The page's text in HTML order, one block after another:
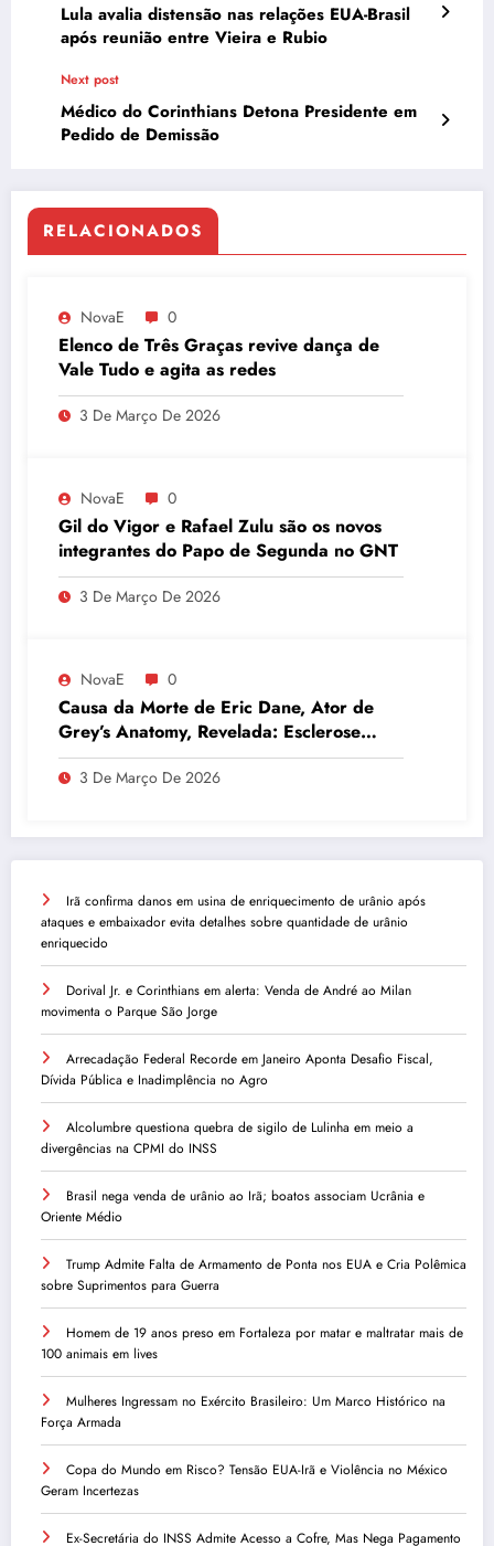
Lula avalia distensão nas relações EUA-Brasil
após reunião entre Vieira e Rubio
Next post
Médico do Corinthians Detona Presidente em
Pedido de Demissão
RELACIONADOS
NovaE 0
Elenco de Três Graças revive dança de
Vale Tudo e agita as redes
3 De Março De 2026
NovaE 0
Gil do Vigor e Rafael Zulu são os novos
integrantes do Papo de Segunda no GNT
3 De Março De 2026
NovaE 0
Causa da Morte de Eric Dane, Ator de
Grey’s Anatomy, Revelada: Esclerose
Lateral Amiotrófica
3 De Março De 2026
Irã confirma danos em usina de enriquecimento de urânio após
ataques e embaixador evita detalhes sobre quantidade de urânio
enriquecido
Dorival Jr. e Corinthians em alerta: Venda de André ao Milan
movimenta o Parque São Jorge
Arrecadação Federal Recorde em Janeiro Aponta Desafio Fiscal,
Dívida Pública e Inadimplência no Agro
Alcolumbre questiona quebra de sigilo de Lulinha em meio a
divergências na CPMI do INSS
Brasil nega venda de urânio ao Irã; boatos associam Ucrânia e
Oriente Médio
Trump Admite Falta de Armamento de Ponta nos EUA e Cria Polêmica
sobre Suprimentos para Guerra
Homem de 19 anos preso em Fortaleza por matar e maltratar mais de
100 animais em lives
Mulheres Ingressam no Exército Brasileiro: Um Marco Histórico na
Força Armada
Copa do Mundo em Risco? Tensão EUA-Irã e Violência no México
Geram Incertezas
Ex-Secretária do INSS Admite Acesso a Cofre, Mas Nega Pagamento